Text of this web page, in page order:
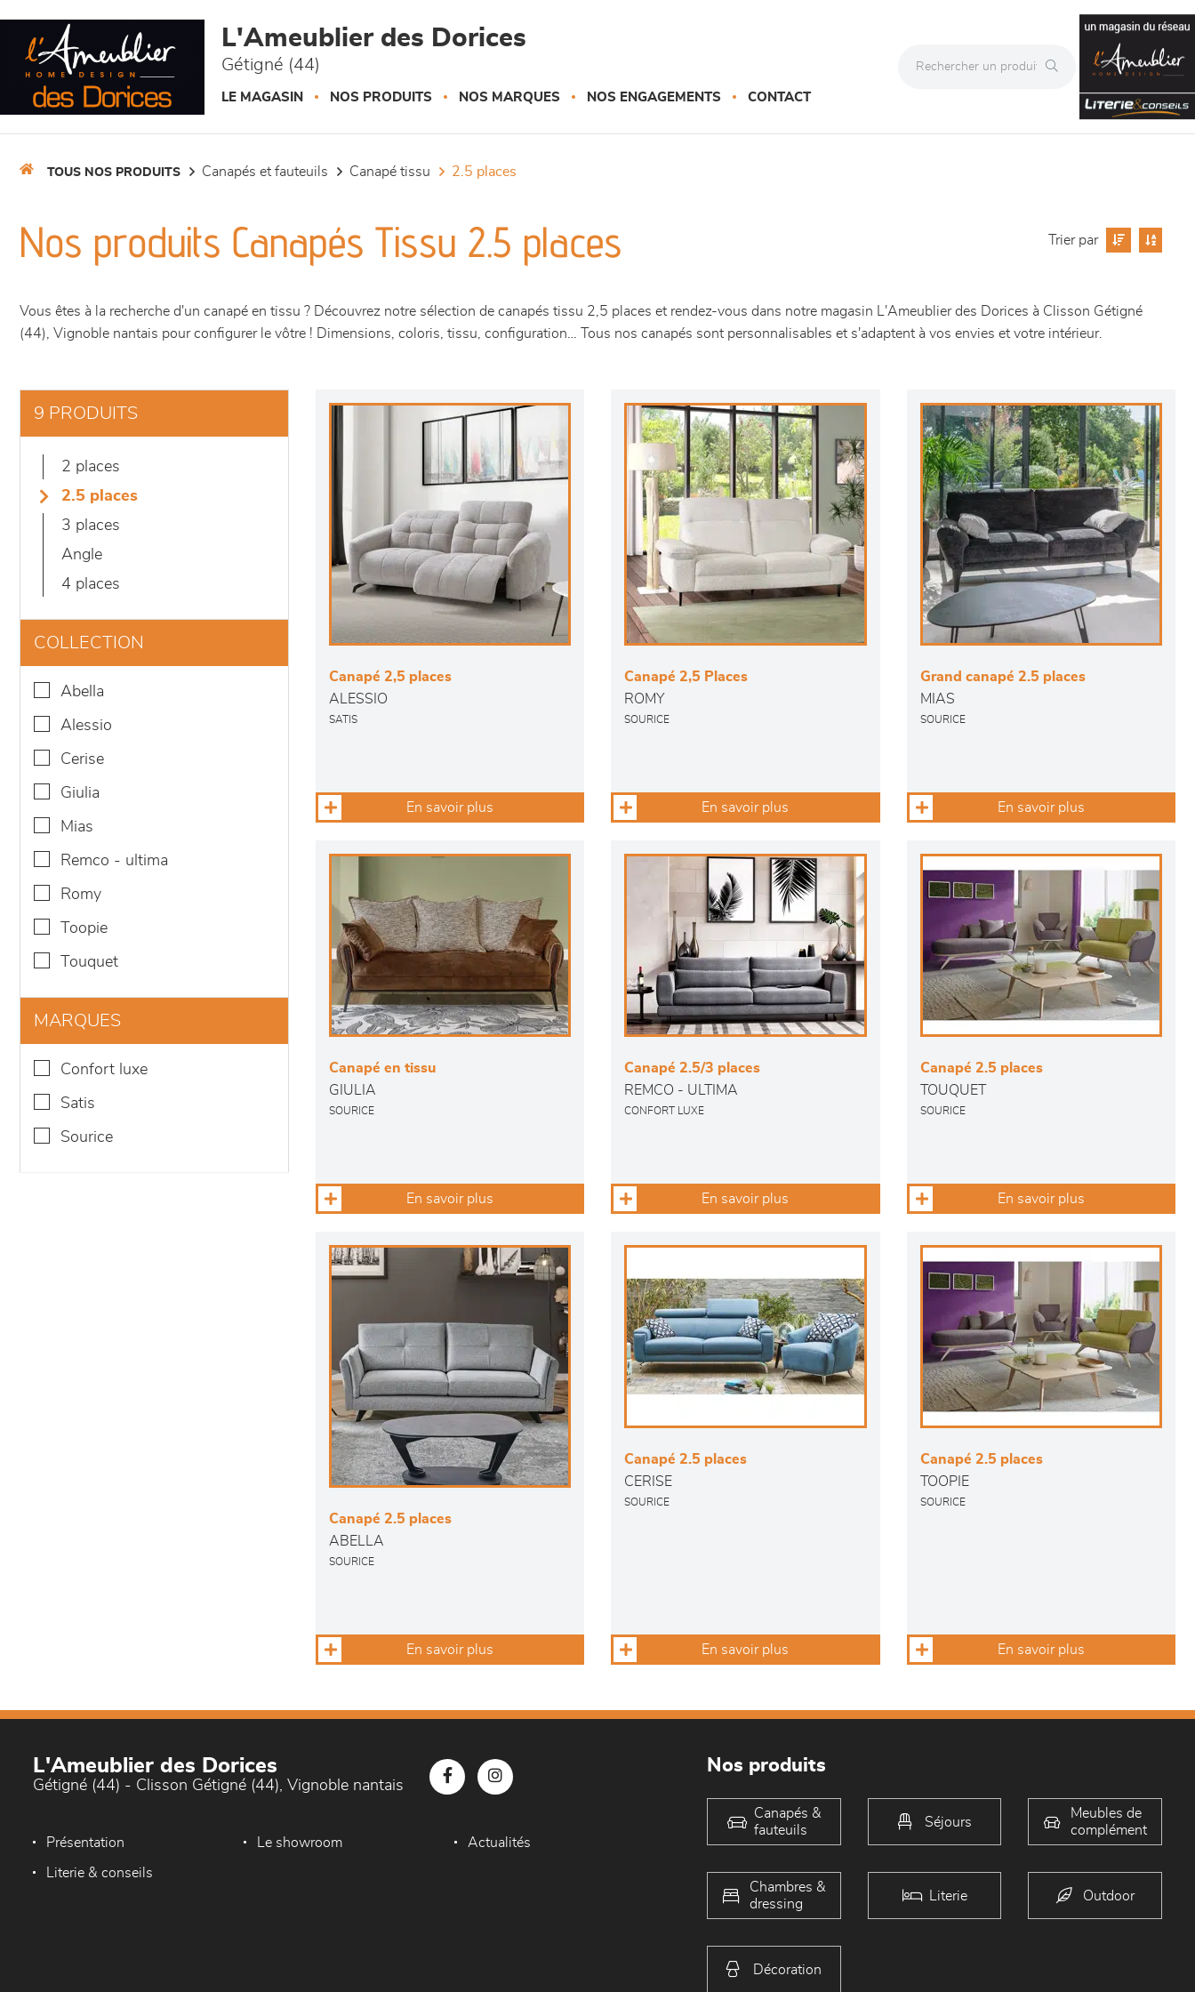
L'Ameublier des Dorices
Gétigné (44)
LE MAGASIN NOS PRODUITS NOS MARQUES NOS ENGAGEMENTS CONTACT
TOUS NOS PRODUITS canapés et fauteuils canapé tissu 2.5 places
Nos produits Canapés Tissu 2.5 places Trier par
Vous êtes à la recherche d'un canapé en tissu ? Découvrez notre sélection de canapés tissu 2,5 places et rendez-vous dans notre magasin L'Ameublier des Dorices à Clisson Gétigné
(44), Vignoble nantais pour configurer le vôtre ! Dimensions, coloris, tissu, configuration… Tous nos canapés sont personnalisables et s'adaptent à vos envies et votre intérieur.
9 PRODUITS
2 places
2.5 places
3 places
angle
4 places
COLLECTION
abella
alessio
cerise
giulia
mias
remco - ultima
romy
toopie
touquet
MARQUES
confort luxe
satis
sourice
Canapé 2,5 places
ALESSIO
SATIS
En savoir plus
Canapé 2,5 Places
ROMY
SOURICE
En savoir plus
Grand canapé 2.5 places
MIAS
SOURICE
En savoir plus
Canapé en tissu
GIULIA
SOURICE
En savoir plus
Canapé 2.5/3 places
REMCO - ULTIMA
CONFORT LUXE
En savoir plus
Canapé 2.5 places
TOUQUET
SOURICE
En savoir plus
Canapé 2.5 places
ABELLA
SOURICE
En savoir plus
Canapé 2.5 places
CERISE
SOURICE
En savoir plus
Canapé 2.5 places
TOOPIE
SOURICE
En savoir plus
L'Ameublier des Dorices
Gétigné (44) - Clisson Gétigné (44), Vignoble nantais
Présentation Le showroom Actualités
Literie & conseils
Nos produits
Canapés &
fauteuils
Séjours
Meubles de
complément
Chambres &
dressing
Literie Outdoor
Décoration